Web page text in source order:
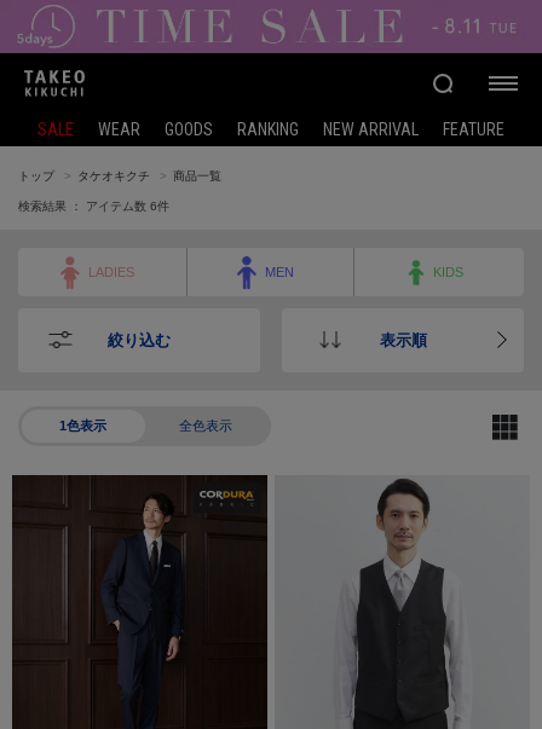
SALE WEAR GOODS RANKING NEW ARRIVAL FEATURE
トップ タケオキクチ 商品一覧
検索結果 ： アイテム数 6件
LADIES MEN KIDS
絞り込む 表示順
1色表示 全色表示